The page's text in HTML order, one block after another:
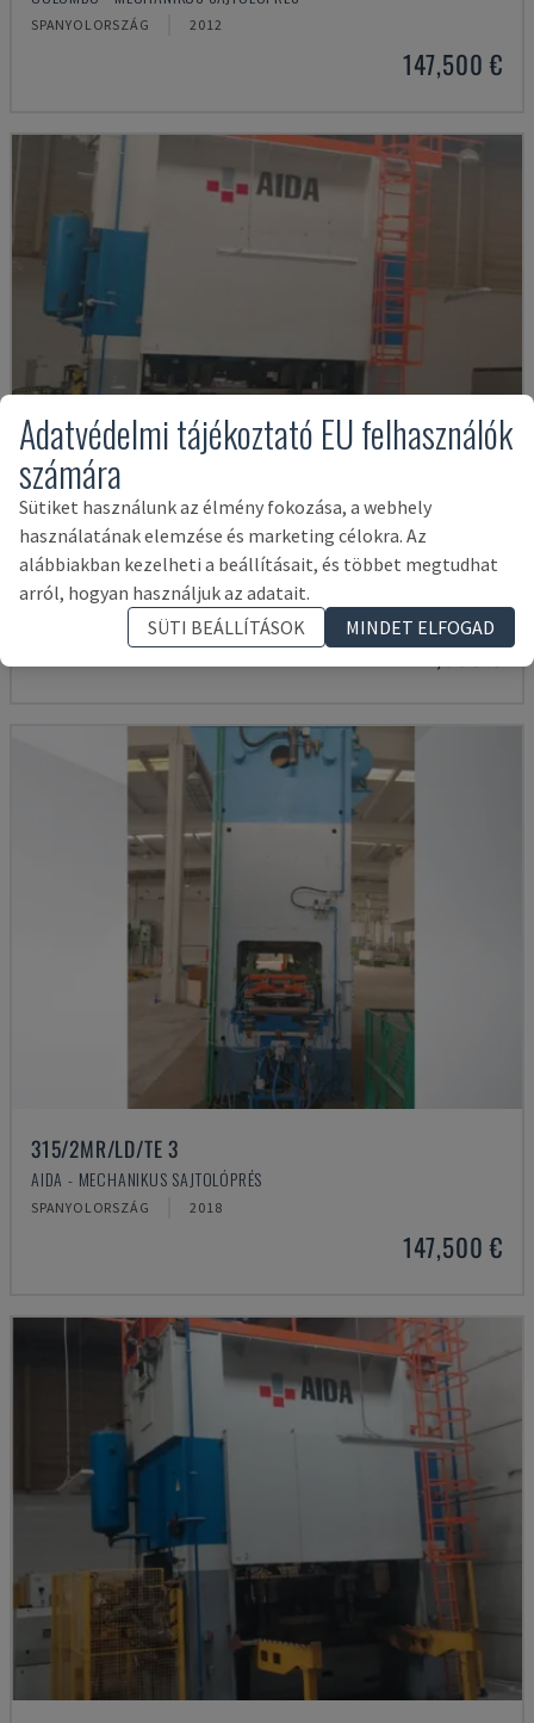
SPANYOLORSZÁG 2012
147,500 €
315/2MR/LD/TE3
AIDA - MECHANIKUS SAJTOLÓPRÉS
SPANYOLORSZÁG 2016
147,500 €
315/2MR/LD/TE 3
AIDA - MECHANIKUS SAJTOLÓPRÉS
SPANYOLORSZÁG 2018
147,500 €
Adatvédelmi tájékoztató EU felhasználók
számára
Sütiket használunk az élmény fokozása, a webhely
használatának elemzése és marketing célokra. Az
alábbiakban kezelheti a beállításait, és többet megtudhat
arról, hogyan használjuk az adatait.
SÜTI BEÁLLÍTÁSOK
MINDET ELFOGAD